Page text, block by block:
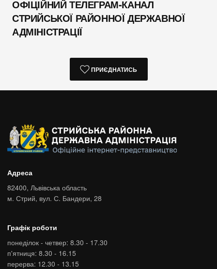
ОФІЦІЙНИЙ ТЕЛЕГРАМ-КАНАЛ
СТРИЙСЬКОЇ РАЙОННОЇ ДЕРЖАВНОЇ
АДМІНІСТРАЦІЇ
ПРИЄДНАТИСЬ
Адреса
82400, Львівська область
м. Стрий, вул. С. Бандери, 28
Графік роботи
понеділок - четвер: 8.30 - 17.30
п'ятниця: 8.30 - 16.15
перерва: 12.30 - 13.15